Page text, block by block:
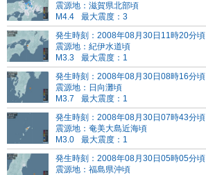
震源地：滋賀県北部頃
M4.4
最大震度：3
発生時刻：2008年08月30日11時20分頃
震源地：紀伊水道頃
M3.3
最大震度：1
発生時刻：2008年08月30日08時16分頃
震源地：日向灘頃
M3.7
最大震度：1
発生時刻：2008年08月30日07時43分頃
震源地：奄美大島近海頃
M3.0
最大震度：1
発生時刻：2008年08月30日05時05分頃
震源地：福島県沖頃